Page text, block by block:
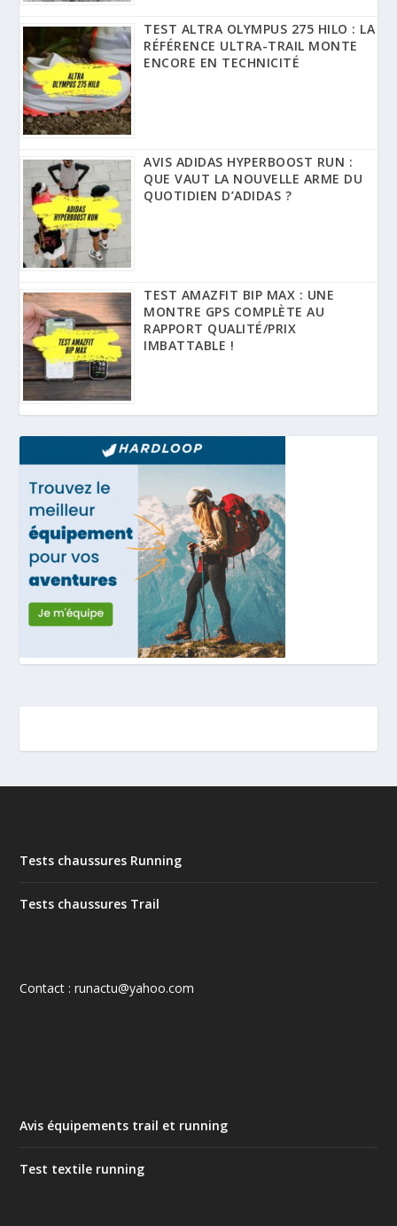
TEST ALTRA OLYMPUS 275 HILO : LA
RÉFÉRENCE ULTRA-TRAIL MONTE
ENCORE EN TECHNICITÉ
AVIS ADIDAS HYPERBOOST RUN :
QUE VAUT LA NOUVELLE ARME DU
QUOTIDIEN D’ADIDAS ?
TEST AMAZFIT BIP MAX : UNE
MONTRE GPS COMPLÈTE AU
RAPPORT QUALITÉ/PRIX
IMBATTABLE !
Tests chaussures Running
Tests chaussures Trail
Contact : runactu@yahoo.com
Avis équipements trail et running
Test textile running